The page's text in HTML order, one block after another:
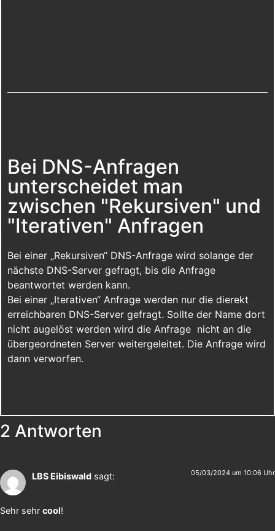
Bei DNS-Anfragen
unterscheidet man
zwischen "Rekursiven" und
"Iterativen" Anfragen
Bei einer „Rekursiven“ DNS-Anfrage wird solange der
nächste DNS-Server gefragt, bis die Anfrage
beantwortet werden kann.
Bei einer „Iterativen“ Anfrage werden nur die dierekt
erreichbaren DNS-Server gefragt. Sollte der Name dort
nicht augelöst werden wird die Anfrage nicht an die
übergeordneten Server weitergeleitet. Die Anfrage wird
dann verworfen.
2 Antworten
LBS Eibiswald sagt: 05/03/2024 um 10:06 Uhr
Sehr sehr cool!